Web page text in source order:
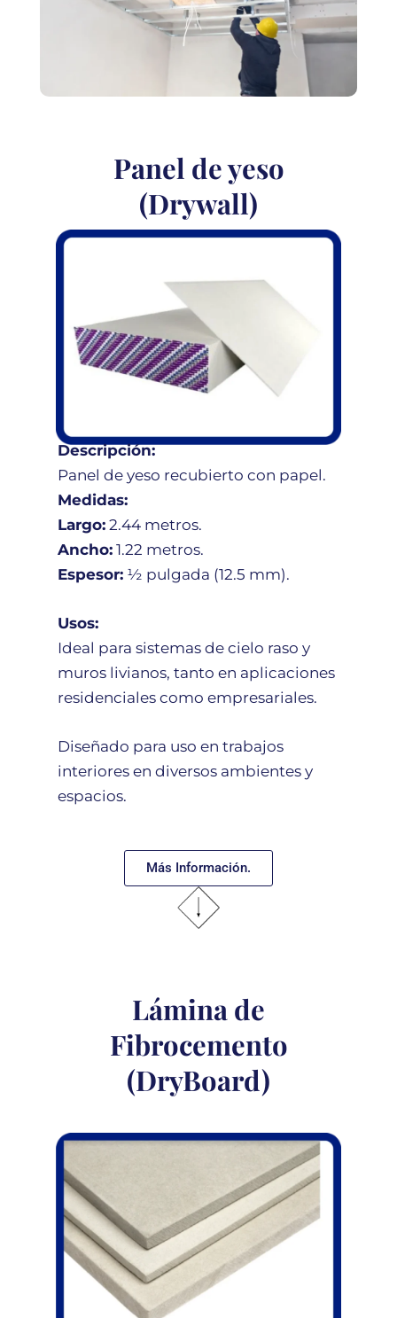
Panel de yeso
(Drywall)
Descripción:
Panel de yeso recubierto con papel.
Medidas:
Largo: 2.44 metros.
Ancho: 1.22 metros.
Espesor: ½ pulgada (12.5 mm).
Usos:
Ideal para sistemas de cielo raso y
muros livianos, tanto en aplicaciones
residenciales como empresariales.
Diseñado para uso en trabajos
interiores en diversos ambientes y
espacios.
Más Información.
Lámina de
Fibrocemento
(DryBoard)